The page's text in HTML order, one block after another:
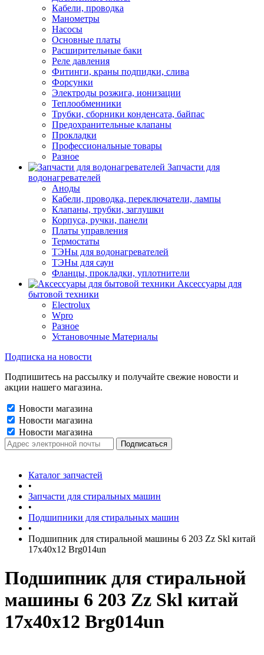
Кабели, проводка
Манометры
Насосы
Основные платы
Расширительные баки
Реле давления
Фитинги, краны подпидки, слива
Форсунки
Электроды розжига, ионизации
Теплообменники
Трубки, сборники конденсата, байпас
Предохранительные клапаны
Прокладки
Профессиональные товары
Разное
Запчасти для
водонагревателей
Аноды
Кабели, проводка, переключатели, лампы
Клапаны, трубки, заглушки
Корпуса, ручки, панели
Платы управления
Термостаты
ТЭНы для водонагревателей
ТЭНы для саун
Фланцы, прокладки, уплотнители
Аксессуары для
бытовой техники
Electrolux
Wpro
Разное
Установочные Материалы
Подписка на новости
Подпишитесь на рассылку и получайте свежие новости и
акции нашего магазина.
Новости магазина
Новости магазина
Новости магазина
Каталог запчастей
•
Запчасти для стиральных машин
•
Подшипники для стиральных машин
•
Подшипник для стиральной машины 6 203 Zz Skl китай
17x40x12 Brg014un
Подшипник для стиральной
машины 6 203 Zz Skl китай
17x40x12 Brg014un